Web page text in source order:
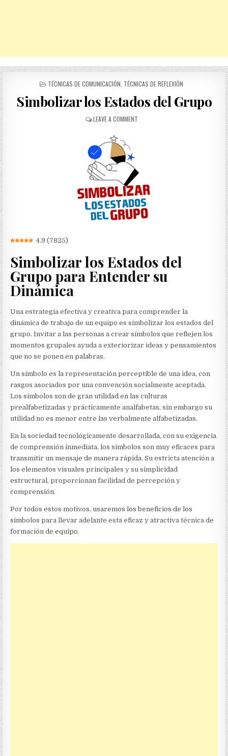
POSTED
TÉCNICAS DE COMUNICACIÓN TÉCNICAS DE REFLEXIÓN
Simbolizar los Estados del Grupo
LEAVE A COMMENTON
4.9 (7825)
Simbolizar los Estados del
Grupo para Entender su
Dinámica
Una estrategia efectiva y creativa para comprender la
dinámica de trabajo de un equipo es simbolizar los estados del
grupo. Invitar a las personas a crear símbolos que reflejen los
momentos grupales ayuda a exteriorizar ideas y pensamientos
que no se ponen en palabras.
Un símbolo es la representación perceptible de una idea, con
rasgos asociados por una convención socialmente aceptada.
Los símbolos son de gran utilidad en las culturas
prealfabetizadas y prácticamente analfabetas, sin embargo su
utilidad no es menor entre las verbalmente alfabetizadas.
En la sociedad tecnológicamente desarrollada, con su exigencia
de comprensión inmediata, los símbolos son muy eficaces para
transmitir un mensaje de manera rápida. Su estricta atención a
los elementos visuales principales y su simplicidad
estructural, proporcionan facilidad de percepción y
comprensión.
Por todos estos motivos, usaremos los beneficios de los
símbolos para llevar adelante esta eficaz y atractiva técnica de
formación de equipo.